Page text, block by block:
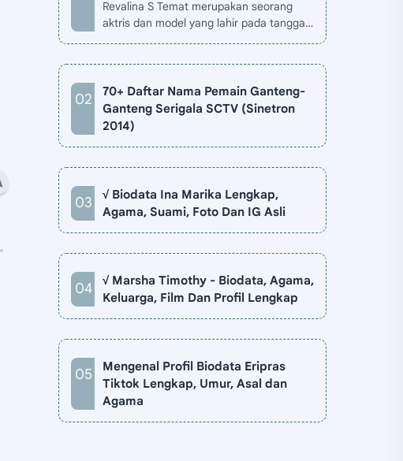
Revalina S Temat merupakan seorang
aktris dan model yang lahir pada tanggal
70+ Daftar Nama Pemain Ganteng-
Ganteng Serigala SCTV (Sinetron
2014)
√ Biodata Ina Marika Lengkap,
Agama, Suami, Foto Dan IG Asli
√ Marsha Timothy - Biodata, Agama,
Keluarga, Film Dan Profil Lengkap
Mengenal Profil Biodata Eripras
Tiktok Lengkap, Umur, Asal dan
Agama